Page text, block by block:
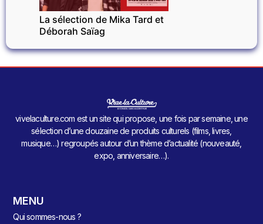
La sélection de Mika Tard et
Déborah Saïag
vivelaculture.com est un site qui propose, une fois par semaine, une
sélection d’une douzaine de produits culturels (films, livres,
musique…) regroupés autour d’un thème d’actualité (nouveauté,
expo, anniversaire…).
MENU
Qui sommes-nous ?